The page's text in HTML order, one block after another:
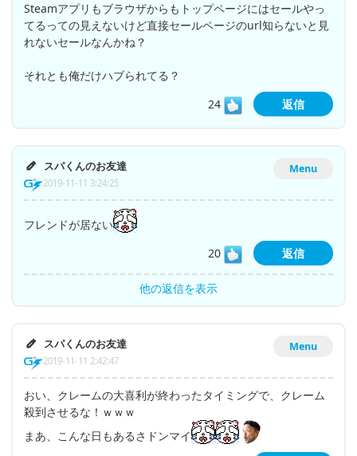
Steamアプリもブラウザからもトップページにはセールやっ
てるっての見えないけど直接セールページのurl知らないと見
れないセールなんかね？
それとも俺だけハブられてる？
24
返信
Menu
スパくんのお友達
2019-11-11 3:24:25
フレンドが居ない
20
返信
他の返信を表示
Menu
スパくんのお友達
2019-11-11 2:42:47
おい、クレームの大喜利が終わったタイミングで、クレーム
殺到させるな！ｗｗｗ
まあ、こんな日もあるさドンマイ